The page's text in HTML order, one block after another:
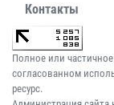
Контакты
Полное или
согласованном
ресурс.